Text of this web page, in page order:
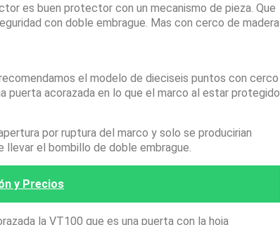
es buen protector con un mecanismo de pieza. Que
con doble embrague. Mas con cerco de madera
el modelo de dieciseis puntos con cerco
puerta acorazada en lo que el marco al estar protegido
por ruptura del marco y solo se producirian
llevar el bombillo de doble embrague.
y Precios
la VT100 que es una puerta con la hoja